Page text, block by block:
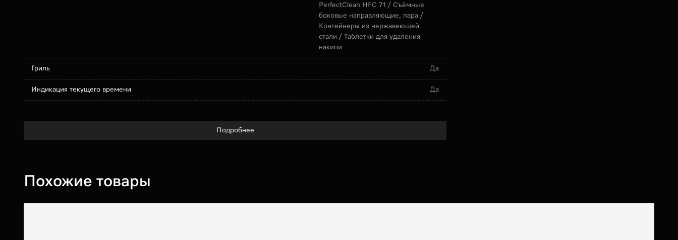
PerfectClean HFC 71 / Съёмные
боковые направляющие, пара /
Контейнеры из нержавеющей
стали / Таблетки для удаления
накипи
Гриль Да
Индикация текущего времени Да
Подробнее
Похожие товары